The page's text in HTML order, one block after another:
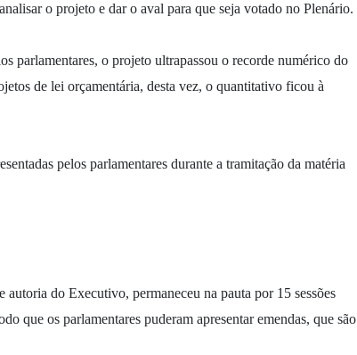
o projeto e dar o aval para que seja votado no Plenário.
parlamentares, o projeto ultrapassou o recorde numérico do
de lei orçamentária, desta vez, o quantitativo ficou à
pelos parlamentares durante a tramitação da matéria
autoria do Executivo, permaneceu na pauta por 15 sessões
que os parlamentares puderam apresentar emendas, que são